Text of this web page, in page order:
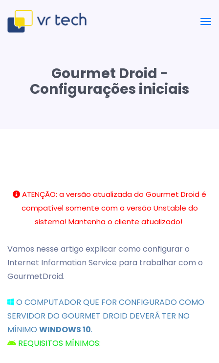
Gourmet Droid -
Configurações iniciais
ATENÇÃO: a versão atualizada do Gourmet Droid é
compatível somente com a versão Unstable do
sistema! Mantenha o cliente atualizado!
Vamos nesse artigo explicar como configurar o
Internet Information Service para trabalhar com o
GourmetDroid.
O COMPUTADOR QUE FOR CONFIGURADO COMO
SERVIDOR DO GOURMET DROID DEVERÁ TER NO
MÍNIMO WINDOWS 10.
REQUISITOS MÍNIMOS: